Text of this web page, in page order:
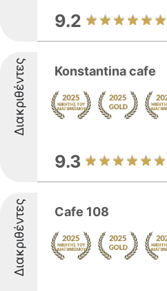
9.2
Διακριθέντες Konstantina cafe
9.3
Διακριθέντες Cafe 108